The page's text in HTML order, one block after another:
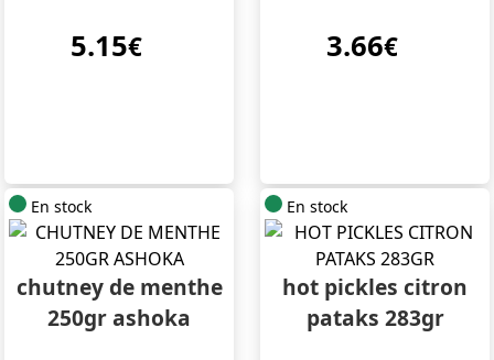
5.15€ 3.66€
En stock
chutney de menthe
250gr ashoka
En stock
hot pickles citron
pataks 283gr